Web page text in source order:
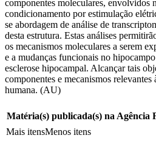
componentes moleculares, envolvidos
condicionamento por estimulação
se abordagem de análise de
desta estrutura. Estas análises
os mecanismos moleculares a serem
e a mudanças funcionais no
esclerose hipocampal. Alcançar tais
componentes e mecanismos
humana. (AU)
Matéria(s) publicada(s) na Agência
Mais itensMenos itens